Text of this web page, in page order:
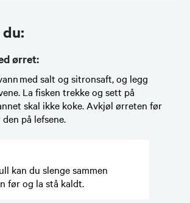
ørret:
med salt og sitronsaft, og legg
La fisken trekke og sett på
skal ikke koke. Avkjøl ørreten før
på lefsene.
kan du slenge sammen
før og la stå kaldt.